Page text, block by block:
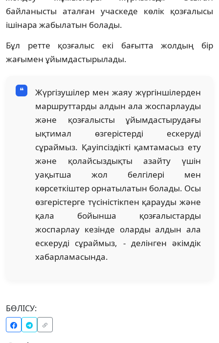
байланысты аталған учаскеде көлік қозғалысы
ішінара жабылатын болады.
Бұл ретте қозғалыс екі бағытта жолдың бір
жағымен ұйымдастырылады.
Жүргізушілер мен жаяу жүргіншілерден
маршруттарды алдын ала жоспарлауды
және қозғалысты ұйымдастырудағы
ықтимал өзгерістерді ескеруді
сұраймыз. Қауіпсіздікті қамтамасыз ету
және қолайсыздықты азайту үшін
уақытша жол белгілері мен
көрсеткіштер орнатылатын болады. Осы
өзгерістерге түсіністікпен қарауды және
қала бойынша қозғалыстарды
жоспарлау кезінде оларды алдын ала
ескеруді сұраймыз, - делінген әкімдік
хабарламасында.
БӨЛІСУ: